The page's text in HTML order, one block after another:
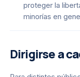
proteger la
minorías en
Dirigirse a